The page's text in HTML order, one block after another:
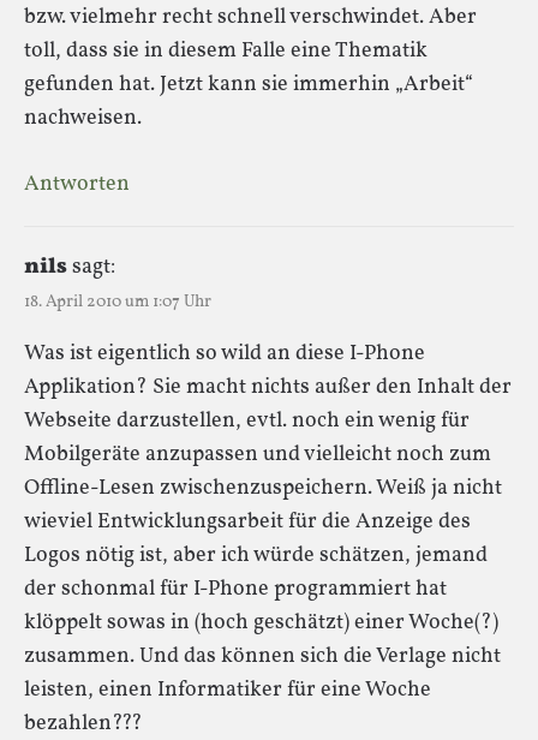
bzw. vielmehr recht schnell verschwindet. Aber
toll, dass sie in diesem Falle eine Thematik
gefunden hat. Jetzt kann sie immerhin „Arbeit“
nachweisen.
Antworten
nilssagt:
18. April 2010 um 1:07 Uhr
Was ist eigentlich so wild an diese I-Phone
Applikation? Sie macht nichts außer den Inhalt der
Webseite darzustellen, evtl. noch ein wenig für
Mobilgeräte anzupassen und vielleicht noch zum
Offline-Lesen zwischenzuspeichern. Weiß ja nicht
wieviel Entwicklungsarbeit für die Anzeige des
Logos nötig ist, aber ich würde schätzen, jemand
der schonmal für I-Phone programmiert hat
klöppelt sowas in (hoch geschätzt) einer Woche(?)
zusammen. Und das können sich die Verlage nicht
leisten, einen Informatiker für eine Woche
bezahlen???